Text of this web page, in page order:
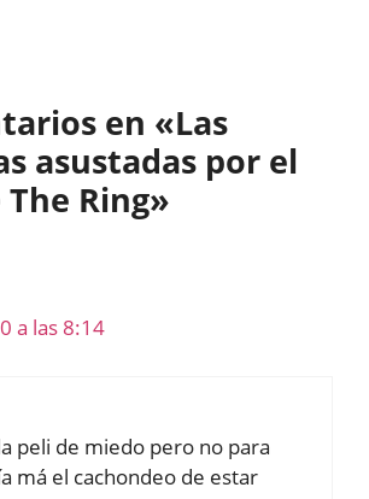
en «Las
asustadas por el
Ring»
a las 8:14
peli de miedo pero no para
má el cachondeo de estar